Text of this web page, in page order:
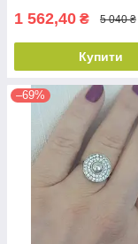
1 562,40 ₴ 5 040 ₴
Купити
–69%